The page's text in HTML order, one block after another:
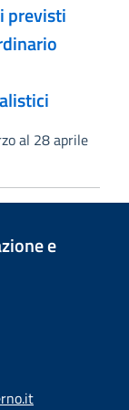
previsti
al 28 aprile
e